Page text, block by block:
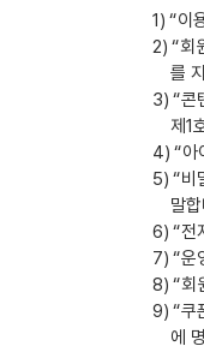
“이
“회
를
“콘
제1
“아
“비
말
“전
“운
“회
“쿠
에